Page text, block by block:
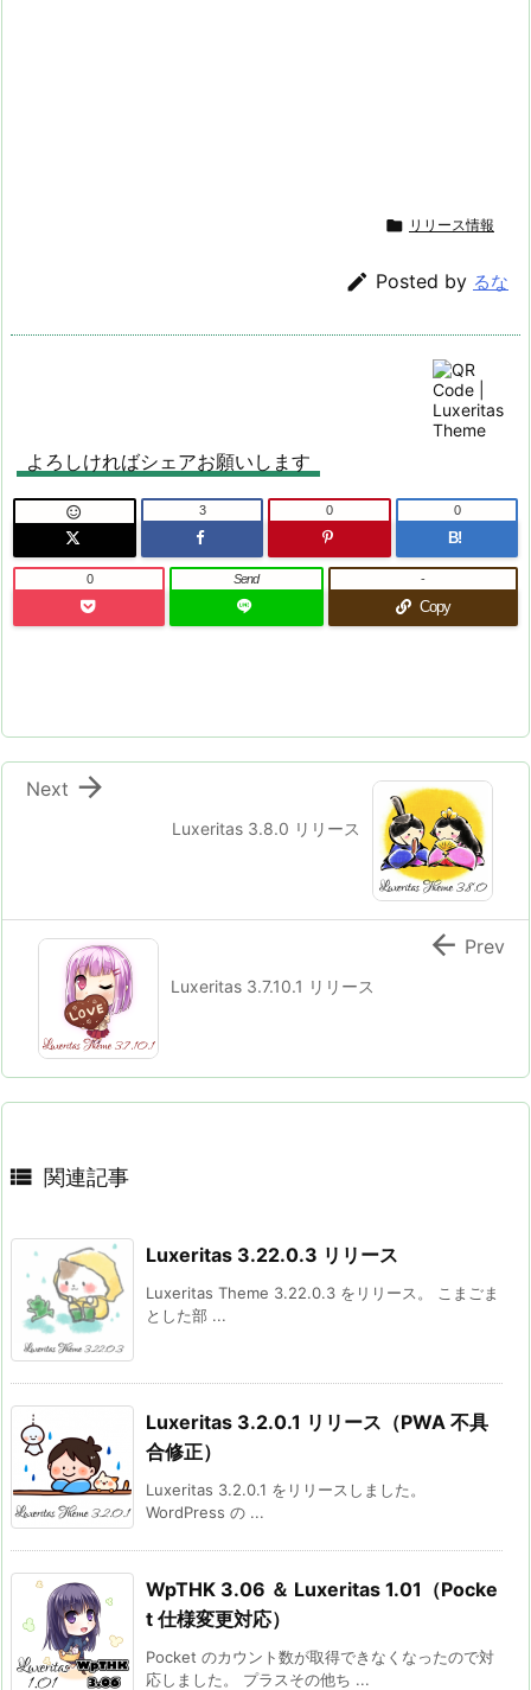
 リリース情報
 Posted by るな
よろしければシェアお願いします
 3 0
B!
0
0 Send
Copy
-
Luxeritas 3.8.0 リリース

Next
Luxeritas 3.7.10.1 リリース
 Prev
 関連記事
Luxeritas 3.22.0.3 リリース
Luxeritas Theme 3.22.0.3 をリリース。 こまごま
とした部 ...
Luxeritas 3.2.0.1 リリース（PWA 不具
合修正）
Luxeritas 3.2.0.1 をリリースしました。
WordPress の ...
WpTHK 3.06 ＆ Luxeritas 1.01（Pocke
t 仕様変更対応）
Pocket のカウント数が取得できなくなったので対
応しました。 プラスその他ち ...